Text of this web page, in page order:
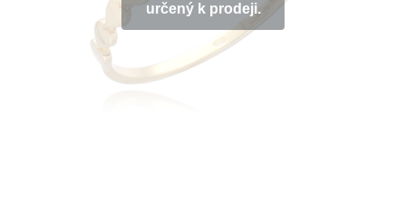
určený k prodeji.